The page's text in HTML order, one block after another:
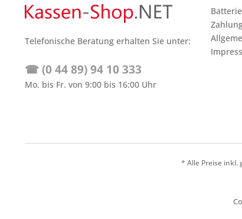
Telefonische Beratung erhalten Sie unter:
☎ (0 44 89) 94 10 333
Mo. bis Fr. von 9:00 bis 16:00 Uhr
* Alle Preise inkl.